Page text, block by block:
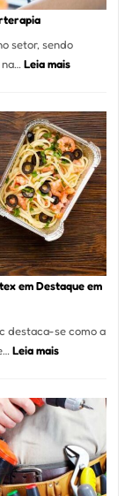
setor, sendo
Leia mais:
Feridas
em
São
Paulo
com
em Destaque em
destaca-se como a
Leia mais:
Culinária
Brasileira
e
Marmitex
em